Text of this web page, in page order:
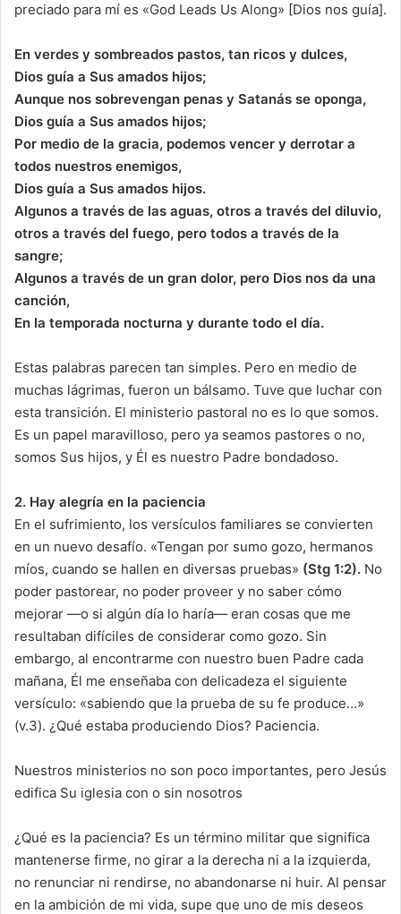
preciado para mí es «God Leads Us Along» [Dios nos guía].
En verdes y sombreados pastos, tan ricos y dulces,
Dios guía a Sus amados hijos;
Aunque nos sobrevengan penas y Satanás se oponga,
Dios guía a Sus amados hijos;
Por medio de la gracia, podemos vencer y derrotar a
todos nuestros enemigos,
Dios guía a Sus amados hijos.
Algunos a través de las aguas, otros a través del diluvio,
otros a través del fuego, pero todos a través de la
sangre;
Algunos a través de un gran dolor, pero Dios nos da una
canción,
En la temporada nocturna y durante todo el día.
Estas palabras parecen tan simples. Pero en medio de
muchas lágrimas, fueron un bálsamo. Tuve que luchar con
esta transición. El ministerio pastoral no es lo que somos.
Es un papel maravilloso, pero ya seamos pastores o no,
somos Sus hijos, y Él es nuestro Padre bondadoso.
2. Hay alegría en la paciencia
En el sufrimiento, los versículos familiares se convierten
en un nuevo desafío. «Tengan por sumo gozo, hermanos
míos, cuando se hallen en diversas pruebas» (Stg 1:2). No
poder pastorear, no poder proveer y no saber cómo
mejorar —o si algún día lo haría— eran cosas que me
resultaban difíciles de considerar como gozo. Sin
embargo, al encontrarme con nuestro buen Padre cada
mañana, Él me enseñaba con delicadeza el siguiente
versículo: «sabiendo que la prueba de su fe produce…»
(v.3). ¿Qué estaba produciendo Dios? Paciencia.
Nuestros ministerios no son poco importantes, pero Jesús
edifica Su iglesia con o sin nosotros
¿Qué es la paciencia? Es un término militar que significa
mantenerse firme, no girar a la derecha ni a la izquierda,
no renunciar ni rendirse, no abandonarse ni huir. Al pensar
en la ambición de mi vida, supe que uno de mis deseos